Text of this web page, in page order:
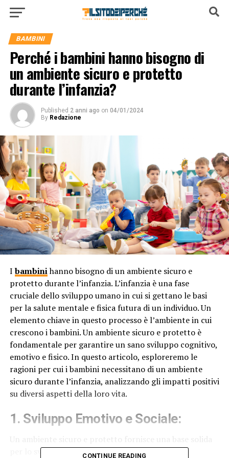
BAMBINI
Perché i bambini hanno bisogno di
un ambiente sicuro e protetto
durante l’infanzia?
Published 2 anni ago on 04/01/2024
By Redazione
Ibambinihanno bisogno di un ambiente sicuro e
protetto durante l’infanzia. L’infanzia è una fase
cruciale dello sviluppo umano in cui si gettano le basi
per la salute mentale e fisica futura di un individuo. Un
elemento chiave in questo processo è l’ambiente in cui
crescono i bambini. Un ambiente sicuro e protetto è
fondamentale per garantire un sano sviluppo cognitivo,
emotivo e fisico. In questo articolo, esploreremo le
ragioni per cui i bambini necessitano di un ambiente
sicuro durante l’infanzia, analizzando gli impatti positivi
su diversi aspetti della loro vita.
1. Sviluppo Emotivo e Sociale:
per lo sviluppo emotivo e sociale dei bambini. La
CONTINUE READING